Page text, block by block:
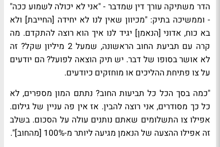
הדר משתיקה עורך דין שמדבר - "אני לא יכולה לשמוע ככה"
- וממשיכה בתיק: "מכיוון שאין לנו לא יחידה [החייבת] ולא
בא כוח, אדוני [הנאמן] יגיד לנו איך הוא רוצה להתקדם. מה
קרה עם תביעת החוב הראשונה, שמעל 2 מיליון שקל? זה
לא אושר בסופו של דבר. יש תיק הוצאה לפועל? הם יודעים
על צו פתיחת ההליכים או מוחזקים כיודעים.
"כמה בסך הכל כל תביעות החוב? נתתם המון מספרים, לא
כל כך מסודרים, אני רוצה להבין. אז אין פה עניין של גילום.
אפילו צו התשלומים שאתם נותנים עולה על הסכום. בשלב
זה אפילו ההצעה של הנאמן מגיעה ליותר מ-100% [מהחוב]".